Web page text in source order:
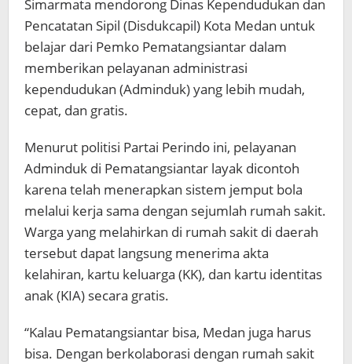
Simarmata mendorong Dinas Kependudukan dan
Pencatatan Sipil (Disdukcapil) Kota Medan untuk
belajar dari Pemko Pematangsiantar dalam
memberikan pelayanan administrasi
kependudukan (Adminduk) yang lebih mudah,
cepat, dan gratis.
Menurut politisi Partai Perindo ini, pelayanan
Adminduk di Pematangsiantar layak dicontoh
karena telah menerapkan sistem jemput bola
melalui kerja sama dengan sejumlah rumah sakit.
Warga yang melahirkan di rumah sakit di daerah
tersebut dapat langsung menerima akta
kelahiran, kartu keluarga (KK), dan kartu identitas
anak (KIA) secara gratis.
“Kalau Pematangsiantar bisa, Medan juga harus
bisa. Dengan berkolaborasi dengan rumah sakit